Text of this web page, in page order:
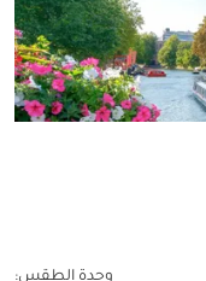
وحدة الطقس: